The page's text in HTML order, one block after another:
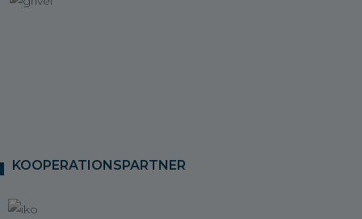
KOOPERATIONSPARTNER